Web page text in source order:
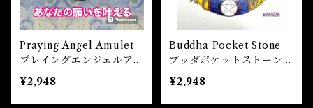
午 Horse
未 Sheep
申 Monkey
魔除け
健康
Praying Angel Amulet
プレイングエンジェルアミ
ュレット 白魔術アミュレ
ット
¥2,948
Buddha Pocket Stone
ブッダポケットストーン
白魔術アミュレット
¥2,948